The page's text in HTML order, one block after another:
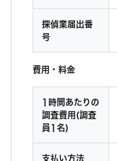
探偵業届出番
号
費用・料金
1時間あたりの
調査費用(調査
員1名)
支払い方法